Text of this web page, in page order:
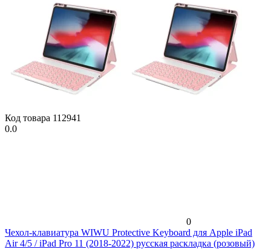
Код товара 112941
0.0
0
Чехол-клавиатура WIWU Protective Keyboard для Apple iPad
Air 4/5 / iPad Pro 11 (2018-2022) русская раскладка (розовый)